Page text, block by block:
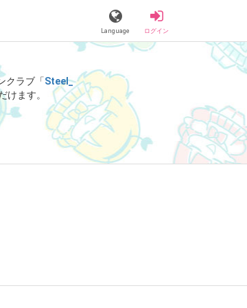
Language ログイン
クラブ「Steel_
けます。